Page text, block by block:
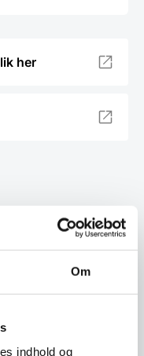
Om
indhold og
her
SPAR 16%